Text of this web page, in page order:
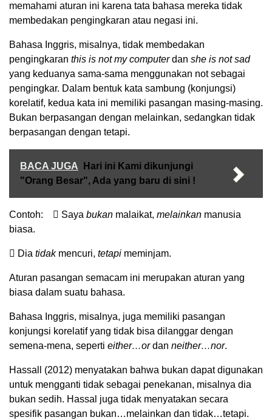
memahami aturan ini karena tata bahasa mereka tidak
membedakan pengingkaran atau negasi ini.
Bahasa Inggris, misalnya, tidak membedakan
pengingkaran this is not my computerdan she is not sad
yang keduanya sama-sama menggunakan not sebagai
pengingkar. Dalam bentuk kata sambung (konjungsi)
korelatif, kedua kata ini memiliki pasangan masing-masing.
Bukan berpasangan dengan melainkan, sedangkan tidak
berpasangan dengan tetapi.
BACA JUGA
Hari ini Kami dikunjungi
"Orang Besar", Ada yang baru di sini !
Contoh:  Saya bukan malaikat, melainkan manusia
biasa.
 Dia tidak mencuri, tetapi meminjam.
Aturan pasangan semacam ini merupakan aturan yang
biasa dalam suatu bahasa.
Bahasa Inggris, misalnya, juga memiliki pasangan
konjungsi korelatif yang tidak bisa dilanggar dengan
semena-mena, seperti either…ordan neither…nor.
Hassall (2012) menyatakan bahwa bukan dapat digunakan
untuk mengganti tidak sebagai penekanan, misalnya dia
bukan sedih. Hassal juga tidak menyatakan secara
spesifik pasangan bukan…melainkan dan tidak…tetapi.